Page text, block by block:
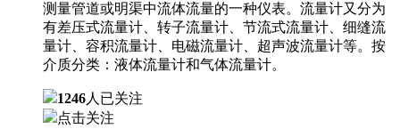
测量管道或明渠中流体流量的一种仪表。流量计又分为
有差压式流量计、转子流量计、节流式流量计、细缝流
量计、容积流量计、电磁流量计、超声波流量计等。按
介质分类：液体流量计和气体流量计。
1246人已关注
点击关注